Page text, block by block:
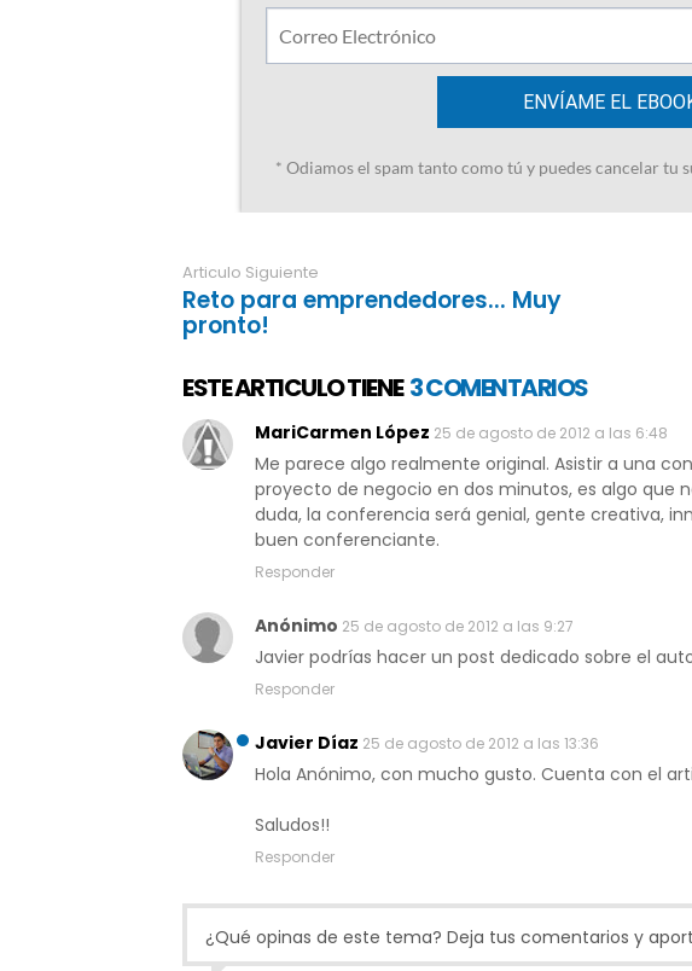
Articulo Siguiente
Reto para emprendedores... Muy
pronto!
ESTE ARTICULO TIENE 3 COMENTARIOS
MariCarmen López 25 de agosto de 2012 a las 6:48
Me parece algo realmente original. Asistir a una
proyecto de negocio en dos minutos, es algo que
duda, la conferencia será genial, gente creativa,
buen conferenciante.
Responder
Anónimo 25 de agosto de 2012 a las 9:27
Javier podrías hacer un post dedicado sobre el
Responder
Javier Díaz 25 de agosto de 2012 a las 13:36
Hola Anónimo, con mucho gusto. Cuenta con el
Saludos!!
Responder
¿Qué opinas de este tema? Deja tus comentarios y